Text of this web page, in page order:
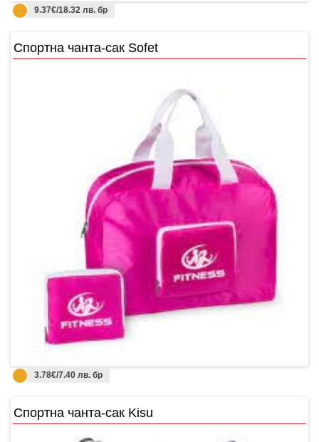
9.37€/18.32 лв. бр
Спортна чанта-сак Sofet
3.78€/7.40 лв. бр
Спортна чанта-сак Kisu